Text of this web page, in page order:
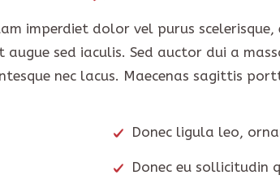
imperdiet dolor vel purus
sed iaculis. Sed auctor dui a
nec lacus. Maecenas sagittis
Donec ligula leo,
Donec eu sollicitudin